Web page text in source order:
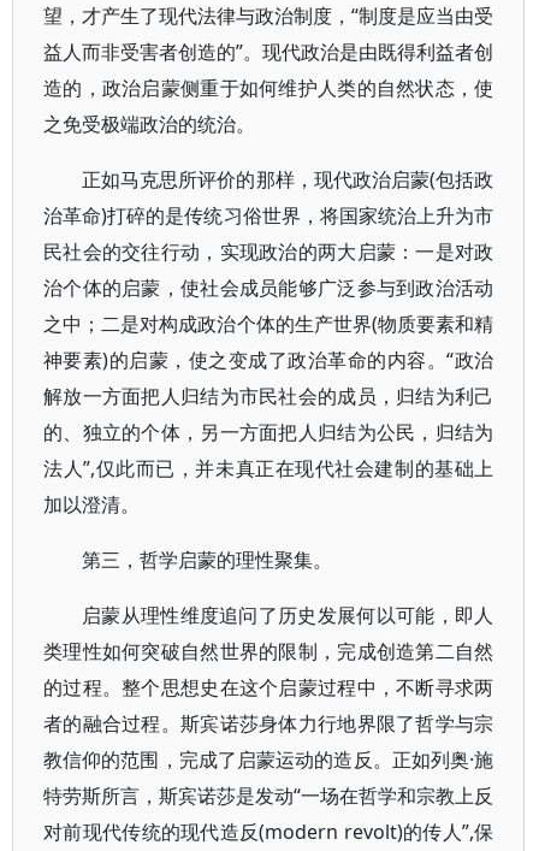
望，才产生了现代法律与政治制度，“制度是应当由受
益人而非受害者创造的”。现代政治是由既得利益者创
造的，政治启蒙侧重于如何维护人类的自然状态，使
之免受极端政治的统治。
正如马克思所评价的那样，现代政治启蒙(包括政
治革命)打碎的是传统习俗世界，将国家统治上升为市
民社会的交往行动，实现政治的两大启蒙：一是对政
治个体的启蒙，使社会成员能够广泛参与到政治活动
之中；二是对构成政治个体的生产世界(物质要素和精
神要素)的启蒙，使之变成了政治革命的内容。“政治
解放一方面把人归结为市民社会的成员，归结为利己
的、独立的个体，另一方面把人归结为公民，归结为
法人”,仅此而已，并未真正在现代社会建制的基础上
加以澄清。
第三，哲学启蒙的理性聚集。
启蒙从理性维度追问了历史发展何以可能，即人
类理性如何突破自然世界的限制，完成创造第二自然
的过程。整个思想史在这个启蒙过程中，不断寻求两
者的融合过程。斯宾诺莎身体力行地界限了哲学与宗
教信仰的范围，完成了启蒙运动的造反。正如列奥·施
特劳斯所言，斯宾诺莎是发动“一场在哲学和宗教上反
对前现代传统的现代造反(modern revolt)的传人”,保